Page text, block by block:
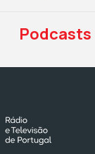
Podcasts